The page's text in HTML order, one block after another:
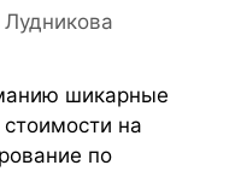
шикарные
на
по